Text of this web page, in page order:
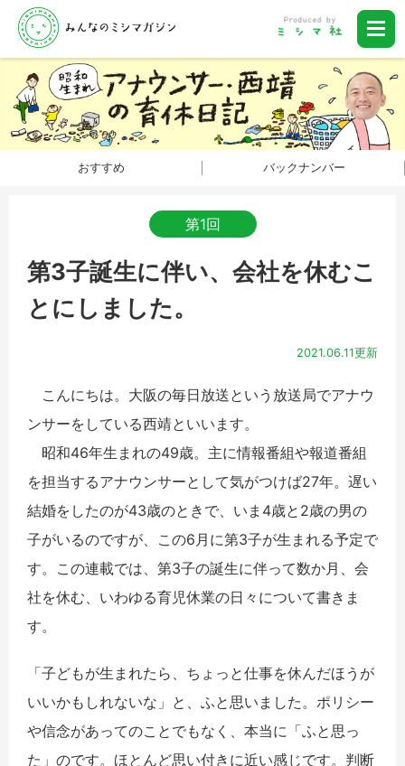
おすすめ バックナンバー
第1回
第3子誕生に伴い、会社を休むこ
とにしました。
2021.06.11更新
こんにちは。大阪の毎日放送という放送局でアナウ
ンサーをしている西靖といいます。
昭和46年生まれの49歳。主に情報番組や報道番組
を担当するアナウンサーとして気がつけば27年。遅い
結婚をしたのが43歳のときで、いま4歳と2歳の男の
子がいるのですが、この6月に第3子が生まれる予定で
す。この連載では、第3子の誕生に伴って数か月、会
社を休む、いわゆる育児休業の日々について書きま
す。
「子どもが生まれたら、ちょっと仕事を休んだほうが
いいかもしれないな」と、ふと思いました。ポリシー
や信念があってのことでもなく、本当に「ふと思っ
た」のです。ほとんど思い付きに近い感じです。判断